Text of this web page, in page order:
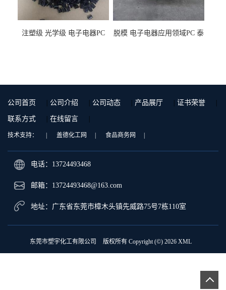
注塑级 光学级 电子电器PC
脱模 电子电器应用领域PC 泰
公司首页 公司介绍 公司动态 产品展厅 证书荣誉
联系方式 在线留言
技术支持： 盖德化工网 食品商务网
电话：13724493468
邮箱： 13724493468@163.com
地址：广东省东莞市樟木头镇先威路75号7栋110室
东莞市塑宇化工有限公司 版权所有 Copyright (©) 2026 XML